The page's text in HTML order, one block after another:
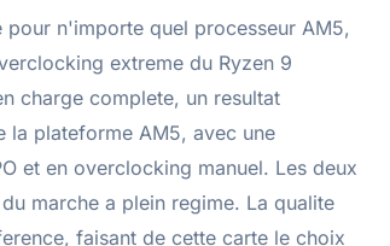
pour n'importe quel processeur AM5,
extreme du Ryzen 9
charge complete, un resultat
la plateforme AM5, avec une
et en overclocking manuel. Les deux
marche a plein regime. La qualite
faisant de cette carte le choix